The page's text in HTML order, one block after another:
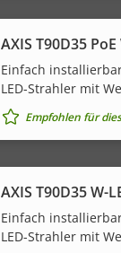
AXIS T90D35 PoE
Einfach
LED-Strahler mit
Empfohlen für
AXIS T90D35 W-
Einfach
LED-Strahler mit